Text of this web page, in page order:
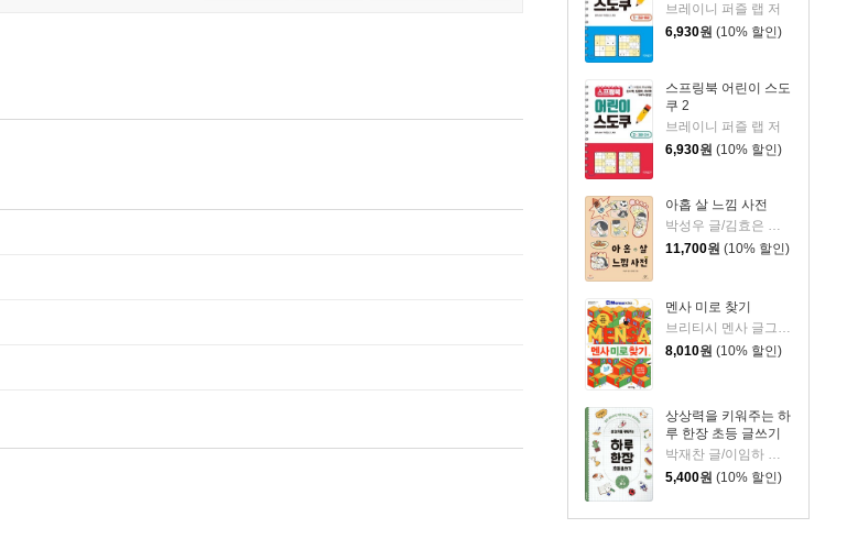
브레이니 퍼즐 랩 저
6,930원 (10% 할인)
스프링북 어린이 스도
쿠 2
브레이니 퍼즐 랩 저
6,930원 (10% 할인)
아홉 살 느낌 사전
11,700원 (10% 할인)
멘사 미로 찾기
8,010원 (10% 할인)
상상력을 키워주는 하
루 한장 초등 글쓰기
5,400원 (10% 할인)